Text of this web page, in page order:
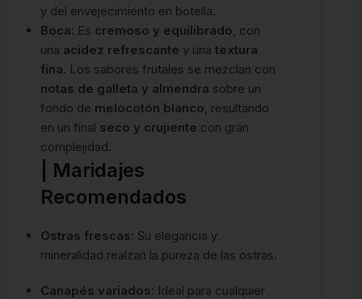
y del envejecimiento en botella.
Boca: Es cremoso y equilibrado, con
una acidez refrescante y una textura
fina. Los sabores frutales se mezclan con
notas de galleta y almendra sobre un
fondo de melocotón blanco, resultando
en un final seco y crujiente con gran
complejidad.
| Maridajes
Recomendados
Ostras frescas: Su elegancia y
mineralidad realzan la pureza de las ostras.
Canapés variados: Ideal para cualquier